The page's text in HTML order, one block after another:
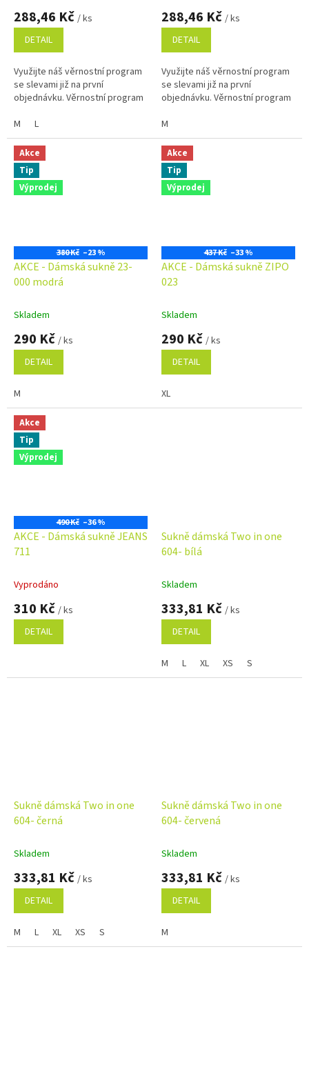
288,46 Kč / ks
DETAIL
Využijte náš věrnostní program
se slevami již na první
objednávku. Věrnostní program
M
L
288,46 Kč / ks
DETAIL
Využijte náš věrnostní program
se slevami již na první
objednávku. Věrnostní program
M
Akce
Tip
Výprodej
380 Kč –23 %
AKCE - Dámská sukně 23-
000 modrá
Skladem
290 Kč / ks
DETAIL
M
Akce
Tip
Výprodej
437 Kč –33 %
AKCE - Dámská sukně ZIPO
023
Skladem
290 Kč / ks
DETAIL
XL
Akce
Tip
Výprodej
490 Kč –36 %
AKCE - Dámská sukně JEANS
711
Vyprodáno
310 Kč / ks
DETAIL
Sukně dámská Two in one
604- bílá
Skladem
333,81 Kč / ks
DETAIL
M L XL XS S
Sukně dámská Two in one
604- černá
Skladem
333,81 Kč / ks
DETAIL
M L XL XS S
Sukně dámská Two in one
604- červená
Skladem
333,81 Kč / ks
DETAIL
M